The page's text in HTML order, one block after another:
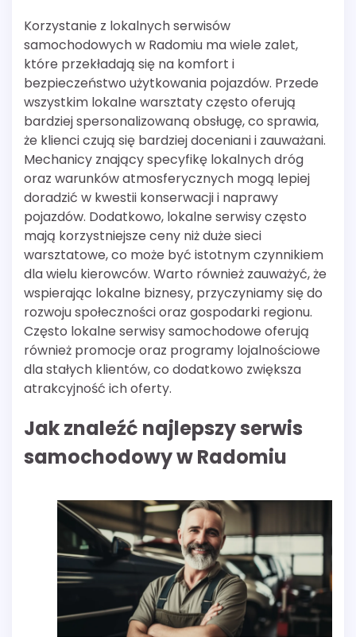
Korzystanie z lokalnych serwisów
samochodowych w Radomiu ma wiele zalet,
które przekładają się na komfort i
bezpieczeństwo użytkowania pojazdów. Przede
wszystkim lokalne warsztaty często oferują
bardziej spersonalizowaną obsługę, co sprawia,
że klienci czują się bardziej doceniani i zauważani.
Mechanicy znający specyfikę lokalnych dróg
oraz warunków atmosferycznych mogą lepiej
doradzić w kwestii konserwacji i naprawy
pojazdów. Dodatkowo, lokalne serwisy często
mają korzystniejsze ceny niż duże sieci
warsztatowe, co może być istotnym czynnikiem
dla wielu kierowców. Warto również zauważyć, że
wspierając lokalne biznesy, przyczyniamy się do
rozwoju społeczności oraz gospodarki regionu.
Często lokalne serwisy samochodowe oferują
również promocje oraz programy lojalnościowe
dla stałych klientów, co dodatkowo zwiększa
atrakcyjność ich oferty.
Jak znaleźć najlepszy serwis
samochodowy w Radomiu